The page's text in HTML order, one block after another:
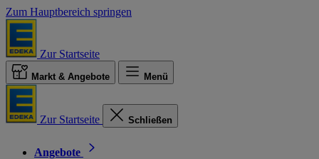
Zum Hauptbereich springen
Zur Startseite
Markt & Angebote Menü
Zur Startseite Schließen
Angebote